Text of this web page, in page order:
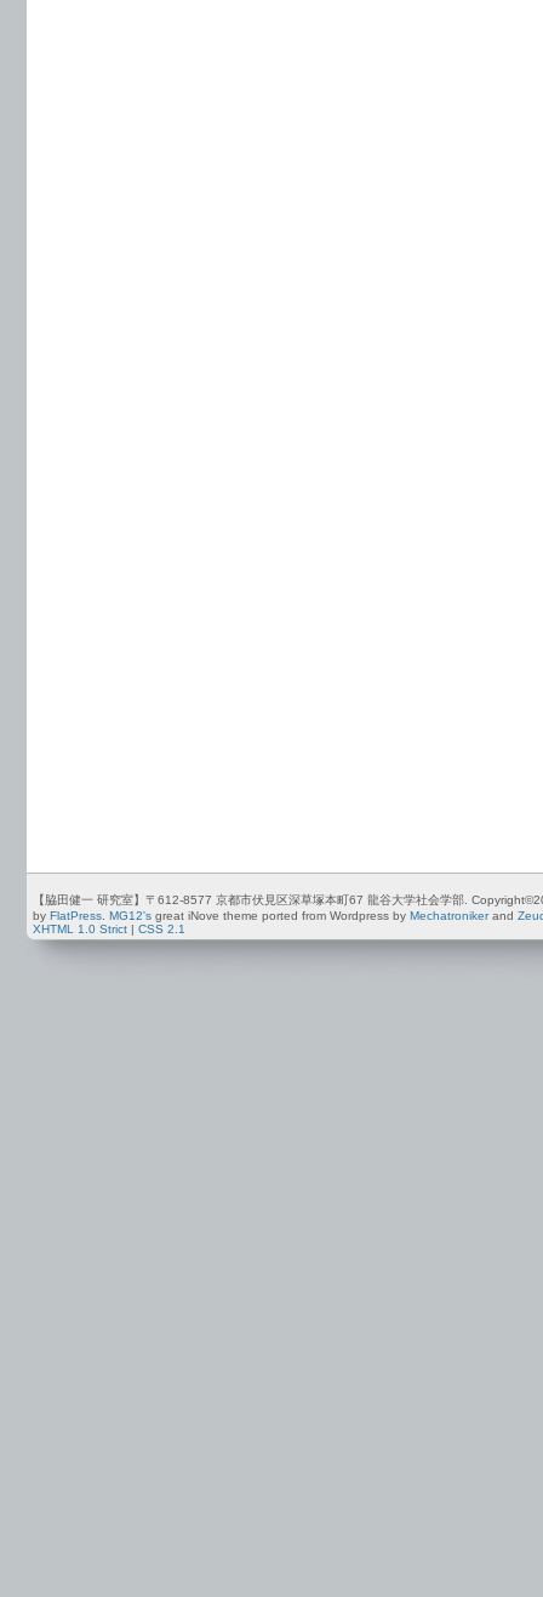
【脇田健一 研究室】〒612-8577 京都市伏見区深草塚本町67 龍谷大学社会学部.
by FlatPress. MG12's great iNove theme ported from Wordpress by Mechatronikerand
XHTML 1.0 Strict
CSS 2.1